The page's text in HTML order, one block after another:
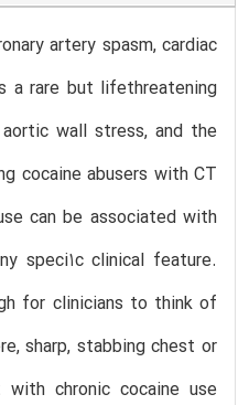
artery spasm, cardiac
a rare but lifethreatening
wall stress, and the
cocaine abusers with CT
can be associated with
speci1c clinical feature.
for clinicians to think of
sharp, stabbing chest or
chronic cocaine use